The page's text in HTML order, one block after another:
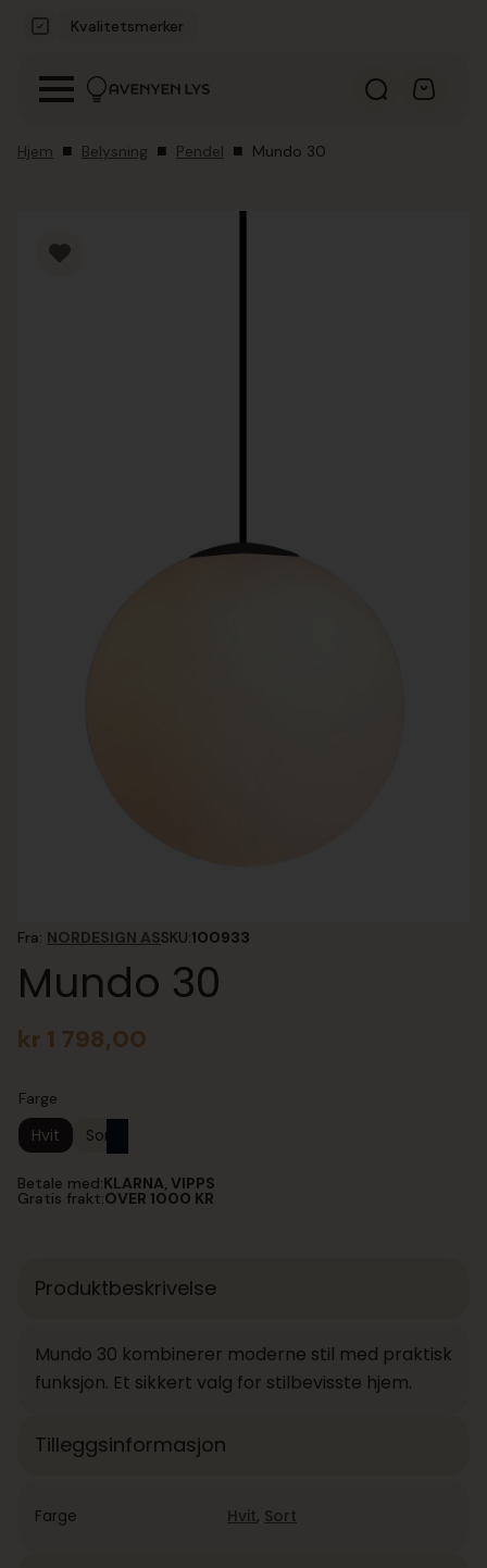
Kvalitetsmerker
Hjem Belysning Pendel Mundo 30
Fra: NORDESIGN ASSKU:100933
Mundo 30
kr 1 798,00
Farge
Hvit Sort
Betale med:KLARNA, VIPPS
Gratis frakt:OVER 1000 KR
Produktbeskrivelse
Mundo 30 kombinerer moderne stil med praktisk
funksjon. Et sikkert valg for stilbevisste hjem.
Tilleggsinformasjon
Farge Hvit, Sort